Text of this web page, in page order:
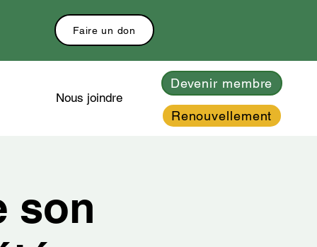
Faire un don
Nous joindre
Devenir membre
Renouvellement
son